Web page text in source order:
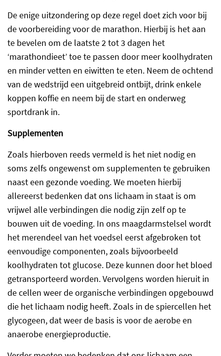
De enige uitzondering op deze regel doet zich voor bij
de voorbereiding voor de marathon. Hierbij is het aan
te bevelen om de laatste 2 tot 3 dagen het
‘marathondieet’ toe te passen door meer koolhydraten
en minder vetten en eiwitten te eten. Neem de ochtend
van de wedstrijd een uitgebreid ontbijt, drink enkele
koppen koffie en neem bij de start en onderweg
sportdrank in.
Supplementen
Zoals hierboven reeds vermeld is het niet nodig en
soms zelfs ongewenst om supplementen te gebruiken
naast een gezonde voeding. We moeten hierbij
allereerst bedenken dat ons lichaam in staat is om
vrijwel alle verbindingen die nodig zijn zelf op te
bouwen uit de voeding. In ons maagdarmstelsel wordt
het merendeel van het voedsel eerst afgebroken tot
eenvoudige componenten, zoals bijvoorbeeld
koolhydraten tot glucose. Deze kunnen door het bloed
getransporteerd worden. Vervolgens worden hieruit in
de cellen weer de organische verbindingen opgebouwd
die het lichaam nodig heeft. Zoals in de spiercellen het
glycogeen, dat weer de basis is voor de aerobe en
anaerobe energieproductie.